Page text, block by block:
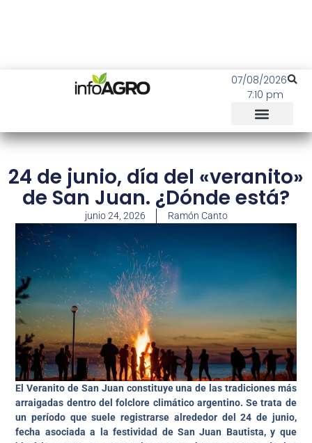
07/08/2026
7:10 pm
24 de junio, día del «veranito»
de San Juan. ¿Dónde está?
junio 24, 2026 Ramón Canto
El Veranito de San Juan constituye una de las tradiciones más
arraigadas dentro del folclore climático argentino. Se trata de
un período que suele registrarse alrededor del 24 de junio,
fecha asociada a la festividad de San Juan Bautista, y que